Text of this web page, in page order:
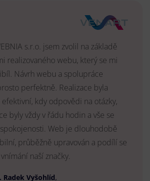
s.r.o. jsem zvolil na základě
realizovaného webu, který se mi
Návrh webu a spolupráce
perfektně. Realizace byla
kdy odpovědi na otázky,
byly vždy v řádu hodin a vše se
Web je dlouhodobě
průběžně upravován a podílí se
naší značky.
Radek Vyšohlíd,